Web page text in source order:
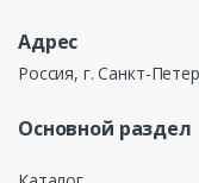
Адрес
Россия, г. Санкт-
Основной раздел